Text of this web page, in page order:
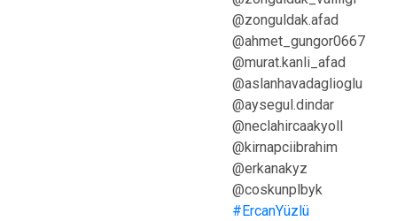
@zonguldak.afad
@ahmet_gungor0667
@murat.kanli_afad
@aslanhavadaglioglu
@aysegul.dindar
@neclahircaakyoll
@kirnapciibrahim
@erkanakyz
@coskunplbyk
#ErcanYüzlü